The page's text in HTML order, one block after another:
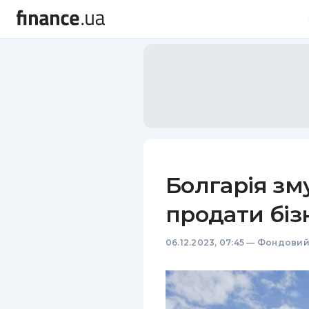
Болгарія
продати
06.12.2023, 07:45 —